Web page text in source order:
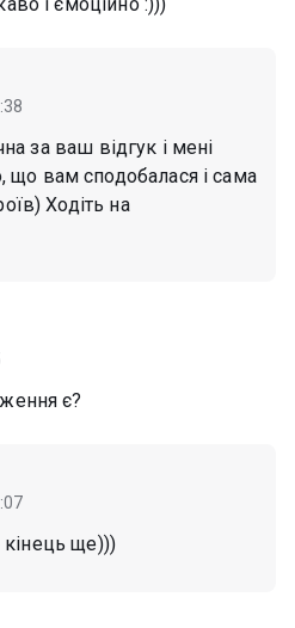
за ваш відгук і мені
що вам сподобалася і сама
Ходіть на
є?
ще)))